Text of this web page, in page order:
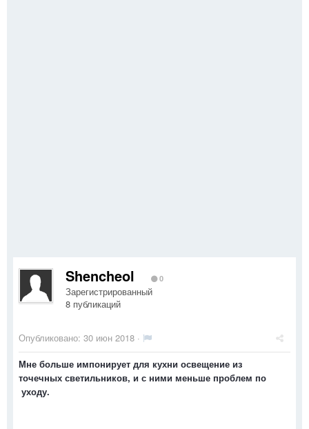
Shencheol 0
Зарегистрированный
8 публикаций
Опубликовано: 30 июн 2018 ·
Мне больше импонирует для кухни освещение из
точечных светильников, и с ними меньше проблем по
уходу.